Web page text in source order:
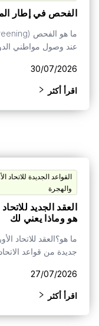
الفحص في إطار
عند وصول مواطني الدول
30/07/2026
اقرأ أكثر
القواعد الجديدة للاتحاد
والهجرة
العقد الجديد
هو وماذا يعني لك
ما هو؟العقد للاتحاد
جديدة من قواعد
27/07/2026
اقرأ أكثر